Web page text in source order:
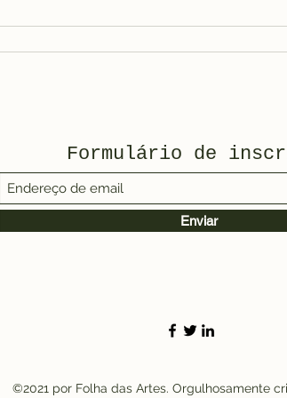
Formulário de
Enviar
©2021 por Folha das Artes. Orgulhosamente